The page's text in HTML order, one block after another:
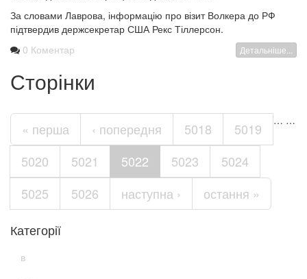
За словами Лаврова, інформацію про візит Волкера до РФ
підтвердив держсекретар США Рекс Тіллерсон.
0 Коментар
Детальніше...
Сторінки
« перша ‹ попередня …
5018
5019
5020
5021 5022 5023
5024
5025
5026
…
наступна › остання »
Категорії
в